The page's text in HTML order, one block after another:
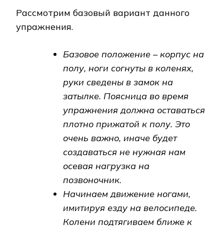
Рассмотрим базовый вариант данного
упражнения.
Базовое положение – корпус на
полу, ноги согнуты в коленях,
руки сведены в замок на
затылке. Поясница во время
упражнения должна оставаться
плотно прижатой к полу. Это
очень важно, иначе будет
создаваться не нужная нам
осевая нагрузка на
позвоночник.
Начинаем движение ногами,
имитируя езду на велосипеде.
Колени подтягиваем ближе к